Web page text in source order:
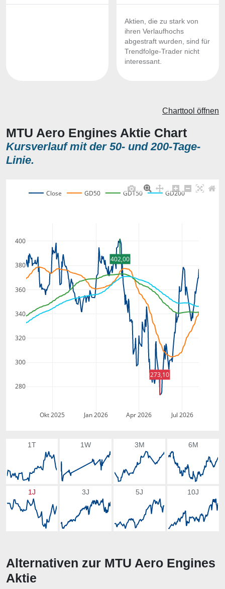
Aktien, die zu stark von
ihren Verlaufhochs
abgestraft wurden, sind für
Trendfolge-Trader nicht
interessant.
MTU Aero Engines Aktie Chart
Kursverlauf mit der 50- und 200-Tage-
Linie.
Charttool öffnen
Okt 2025 Jan 2026 Apr 2026 Jul 2026
280
300
320
340
360
380
400
Close GD50 GD150 GD200
402,00
273,10
1T 1W 3M 6M
1J 3J 5J 10J
Alternativen zur MTU Aero Engines
Aktie